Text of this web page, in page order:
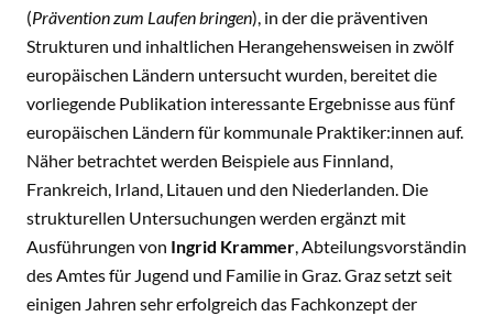
(Prävention zum Laufen bringen), in der die präventiven
Strukturen und inhaltlichen Herangehensweisen in zwölf
europäischen Ländern untersucht wurden, bereitet die
vorliegende Publikation interessante Ergebnisse aus fünf
europäischen Ländern für kommunale Praktiker:innen auf.
Näher betrachtet werden Beispiele aus Finnland,
Frankreich, Irland, Litauen und den Niederlanden. Die
strukturellen Untersuchungen werden ergänzt mit
Ausführungen von Ingrid Krammer, Abteilungsvorständin
des Amtes für Jugend und Familie in Graz. Graz setzt seit
einigen Jahren sehr erfolgreich das Fachkonzept der